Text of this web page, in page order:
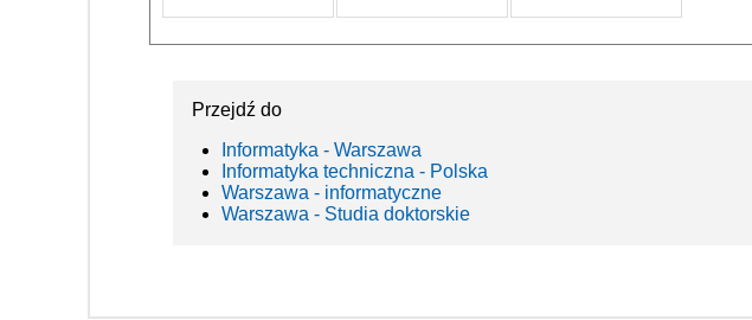
Przejdź do
Informatyka - Warszawa
Informatyka techniczna - Polska
Warszawa - informatyczne
Warszawa - Studia doktorskie